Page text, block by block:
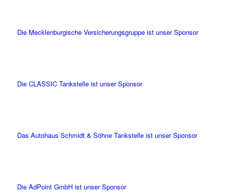
Die Mecklenburgische Versicherungsgruppe ist unser Sponsor
Die CLASSIC Tankstelle ist unser Sponsor
Das Autohaus Schmidt & Söhne Tankstelle ist unser Sponsor
Die AdPoint GmbH ist unser Sponsor